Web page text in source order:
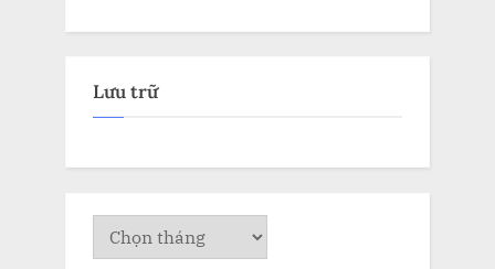
Lưu trữ
Lưu
trữ